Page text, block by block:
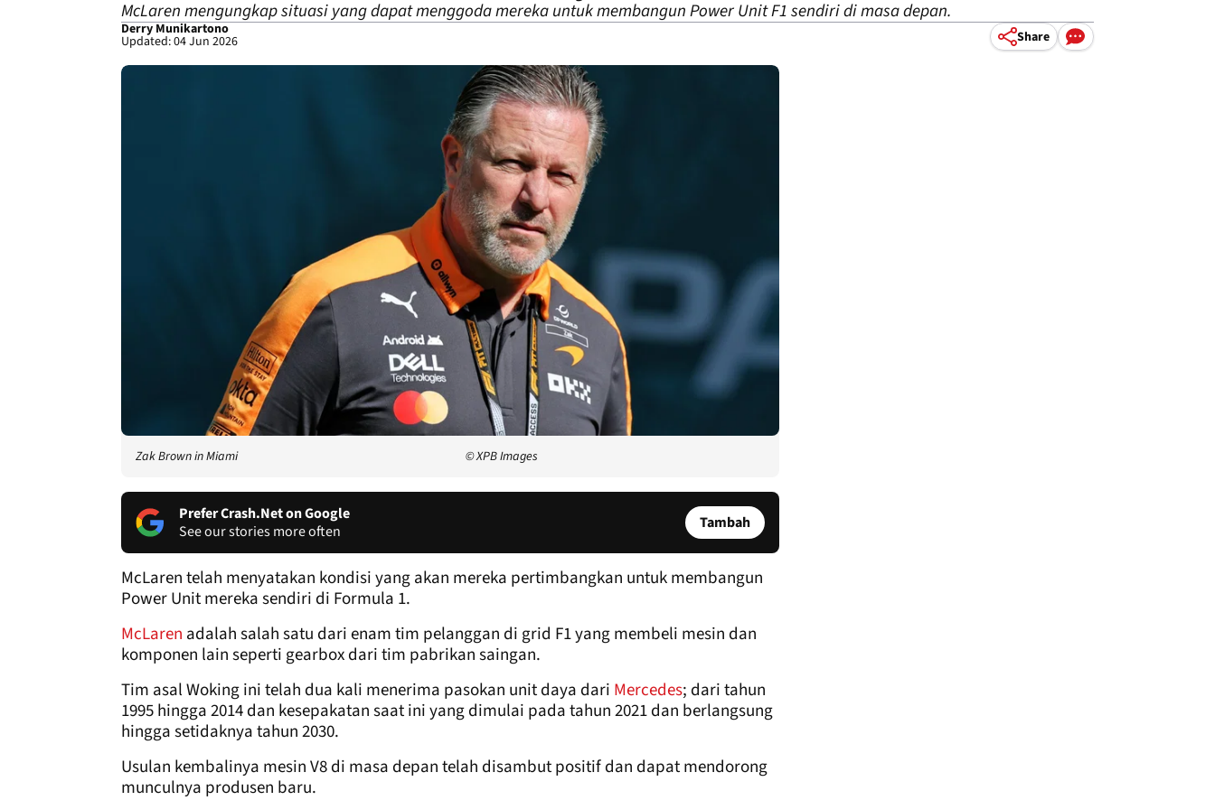
McLaren mengungkap situasi yang dapat menggoda mereka untuk membangun Power Unit F1 sendiri di masa depan.
Derry Munikartono
Updated: 04 Jun 2026 Share
Zak Brown in Miami © XPB Images
Prefer Crash.Net on Google
See our stories more often
Tambah
McLaren telah menyatakan kondisi yang akan mereka pertimbangkan untuk membangun
Power Unit mereka sendiri di Formula 1.
McLaren adalah salah satu dari enam tim pelanggan di grid F1 yang membeli mesin dan
komponen lain seperti gearbox dari tim pabrikan saingan.
Tim asal Woking ini telah dua kali menerima pasokan unit daya dari Mercedes; dari tahun
1995 hingga 2014 dan kesepakatan saat ini yang dimulai pada tahun 2021 dan berlangsung
hingga setidaknya tahun 2030.
Usulan kembalinya mesin V8 di masa depan telah disambut positif dan dapat mendorong
munculnya produsen baru.